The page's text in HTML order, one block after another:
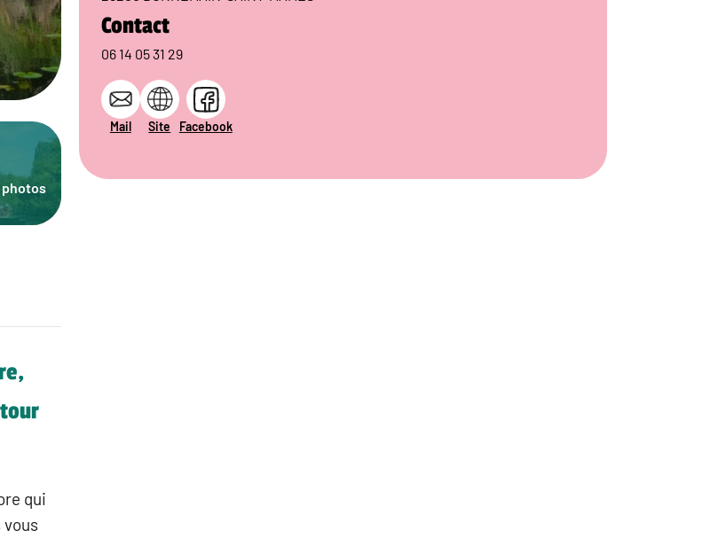
qui
Contact
06 14 05 31 29
Mail Site Facebook